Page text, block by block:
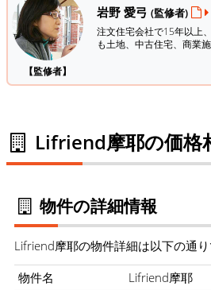
【監修者】
岩野 愛弓 (監修者)
注文住宅会社で15年以上
も土地、中古住宅、商業
Lifriend摩耶の価格
物件の詳細情報
Lifriend摩耶の物件詳細は以下の通
物件名
Lifriend摩耶